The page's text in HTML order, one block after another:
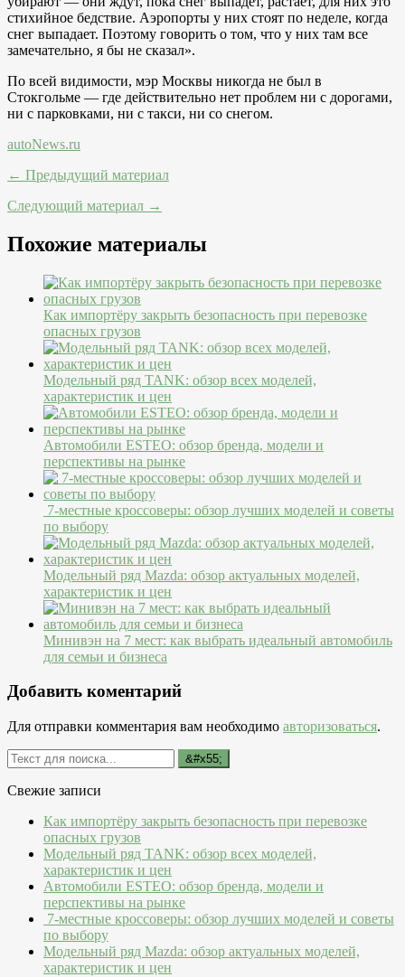
стихийное бедствие. Аэропорты у них стоят по неделе, когда
снег выпадает. Поэтому говорить о том, что у них там все
замечательно, я бы не сказал».
По всей видимости, мэр Москвы никогда не был в
Стокгольме — где действительно нет проблем ни с дорогами,
ни с парковками, ни с такси, ни со снегом.
autoNews.ru
← Предыдущий материал
Следующий материал →
Похожие материалы
Как импортёру закрыть безопасность при перевозке
опасных грузов
Модельный ряд TANK: обзор всех моделей,
характеристик и цен
Автомобили ESTEO: обзор бренда, модели и
перспективы на рынке
7-местные кроссоверы: обзор лучших моделей и советы
по выбору
Модельный ряд Mazda: обзор актуальных моделей,
характеристик и цен
Минивэн на 7 мест: как выбрать идеальный автомобиль
для семьи и бизнеса
Добавить коментарий
Для отправки комментария вам необходимо авторизоваться.
Свежие записи
Как импортёру закрыть безопасность при перевозке
опасных грузов
Модельный ряд TANK: обзор всех моделей,
характеристик и цен
Автомобили ESTEO: обзор бренда, модели и
перспективы на рынке
7-местные кроссоверы: обзор лучших моделей и советы
по выбору
Модельный ряд Mazda: обзор актуальных моделей,
характеристик и цен